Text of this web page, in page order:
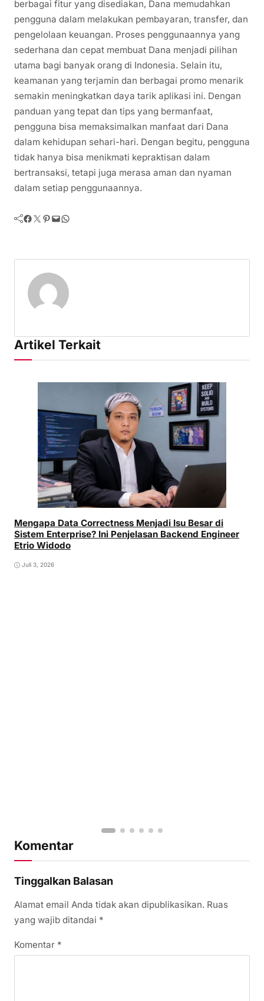
berbagai fitur yang disediakan, Dana memudahkan
pengguna dalam melakukan pembayaran, transfer, dan
pengelolaan keuangan. Proses penggunaannya yang
sederhana dan cepat membuat Dana menjadi pilihan
utama bagi banyak orang di Indonesia. Selain itu,
keamanan yang terjamin dan berbagai promo menarik
semakin meningkatkan daya tarik aplikasi ini. Dengan
panduan yang tepat dan tips yang bermanfaat,
pengguna bisa memaksimalkan manfaat dari Dana
dalam kehidupan sehari-hari. Dengan begitu, pengguna
tidak hanya bisa menikmati kepraktisan dalam
bertransaksi, tetapi juga merasa aman dan nyaman
dalam setiap penggunaannya.
Facebook Twitter Pinterest Mail WhatsApp
Artikel Terkait
Mengapa Data Correctness Menjadi Isu Besar di
Sistem Enterprise? Ini Penjelasan Backend Engineer
Etrio Widodo
Juli 3, 2026
Komentar
Tinggalkan Balasan
Alamat email Anda tidak akan dipublikasikan. Ruas
yang wajib ditandai *
Komentar *